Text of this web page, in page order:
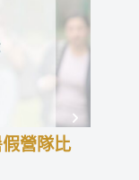
營隊比